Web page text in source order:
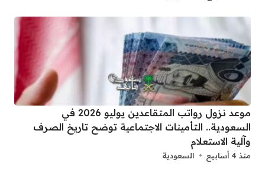
موعد نزول رواتب المتقاعدين يوليو 2026 في
السعودية.. التأمينات الاجتماعية توضح تاريخ الصرف
وآلية الاستعلام
منذ 4 أسابيع السعودية